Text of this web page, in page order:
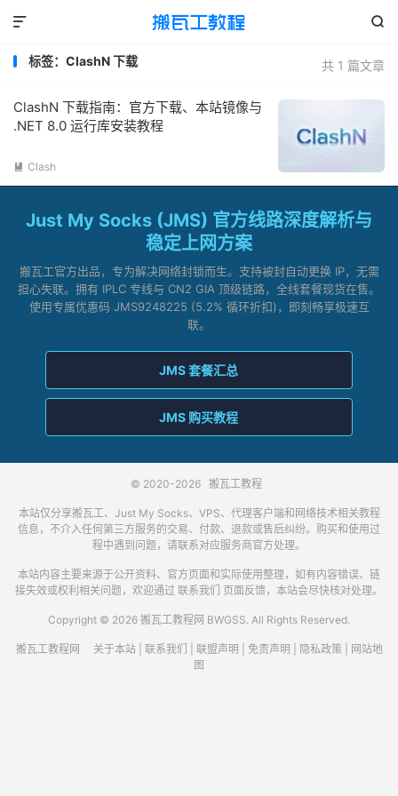


共 1 篇文章
标签：ClashN 下载
ClashN 下载指南：官方下载、本站镜像与
.NET 8.0 运行库安装教程
 Clash
Just My Socks (JMS) 官方线路深度解析与
稳定上网方案
搬瓦工官方出品，专为解决网络封锁而生。支持被封自动更换 IP，无需
担心失联。拥有 IPLC 专线与 CN2 GIA 顶级链路，全线套餐现货在售。
使用专属优惠码 JMS9248225 (5.2% 循环折扣)，即刻畅享极速互
联。
JMS 套餐汇总
JMS 购买教程
© 2020-2026 搬瓦工教程
本站仅分享搬瓦工、Just My Socks、VPS、代理客户端和网络技术相关教程
信息，不介入任何第三方服务的交易、付款、退款或售后纠纷。购买和使用过
程中遇到问题，请联系对应服务商官方处理。
本站内容主要来源于公开资料、官方页面和实际使用整理，如有内容错误、链
接失效或权利相关问题，欢迎通过 联系我们 页面反馈，本站会尽快核对处理。
Copyright © 2026 搬瓦工教程网 BWGSS. All Rights Reserved.
搬瓦工教程网 关于本站| 联系我们 联盟声明 免责声明 隐私政策
网站地
图